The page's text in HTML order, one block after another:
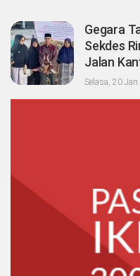
Gegara
Sekdes
Jalan
Selasa, 20